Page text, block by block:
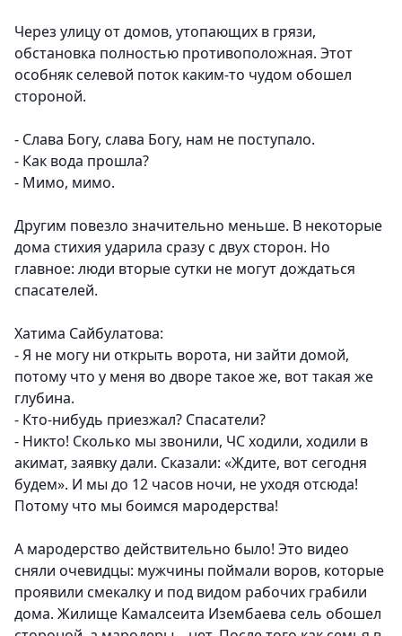
Через улицу от домов, утопающих в грязи,
обстановка полностью противоположная. Этот
особняк селевой поток каким-то чудом обошел
стороной.
- Слава Богу, слава Богу, нам не поступало.
- Как вода прошла?
- Мимо, мимо.
Другим повезло значительно меньше. В некоторые
дома стихия ударила сразу с двух сторон. Но
главное: люди вторые сутки не могут дождаться
спасателей.
Хатима Сайбулатова:
- Я не могу ни открыть ворота, ни зайти домой,
потому что у меня во дворе такое же, вот такая же
глубина.
- Кто-нибудь приезжал? Спасатели?
- Никто! Сколько мы звонили, ЧС ходили, ходили в
акимат, заявку дали. Сказали: «Ждите, вот сегодня
будем». И мы до 12 часов ночи, не уходя отсюда!
Потому что мы боимся мародерства!
А мародерство действительно было! Это видео
сняли очевидцы: мужчины поймали воров, которые
проявили смекалку и под видом рабочих грабили
дома. Жилище Камалсеита Изембаева сель обошел